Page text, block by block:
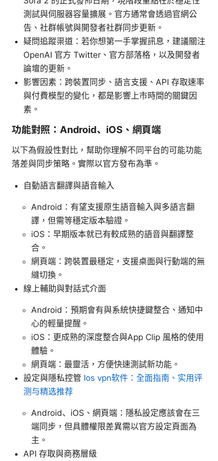
測試與伺服器容量擴展。官方通常會透過官網公
告、社群帳號與開發者社群同步更新。
疑問追蹤渠道：若你想第一手掌握訊息，建議關注
OpenAI 官方 Twitter、官方部落格，以及開發者
論壇的更新。
影響因素：跨裝置同步、語言支援、API 存取速率
與付費模型的變化，都是影響上市時間的關鍵因
素。
功能對照：Android、iOS、網頁端
以下為假設性對比，幫助你理解不同平台的可能功能
落差與同步策略。實際以官方發布為準。
自動語言翻譯與語音輸入
Android：有望支援原生語音輸入與多語言翻
譯，但需等穩定版本驗證。
iOS：早期版本就已有較成熟的語音與翻譯整
合。
網頁端：跨裝置最穩定，支援桌面與行動端的無
縫切換。
線上輔助與對話式介面
Android：預期會有與系統快捷鍵整合、通知中
心的輕量提醒。
iOS：更成熟的深度整合與App Clip 風格的使用
體驗。
網頁端：最靈活，方便快速測試新功能。
設定與隱私控管 Ios vpn软件：全面指南、实用评
测与精选推荐
Android、iOS、網頁端：隱私設定應該會在三
端同步，但具體權限差異需以官方設定頁面為
主。
API 存取與商務層級